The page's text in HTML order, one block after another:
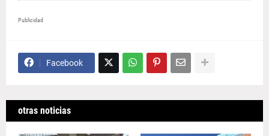
Publicidad
Facebook
otras noticias